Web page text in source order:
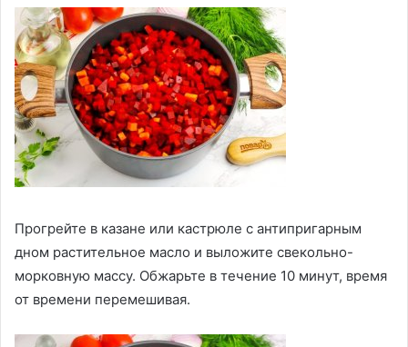
Прогрейте в казане или кастрюле с антипригарным
дном растительное масло и выложите свекольно-
морковную массу. Обжарьте в течение 10 минут, время
от времени перемешивая.